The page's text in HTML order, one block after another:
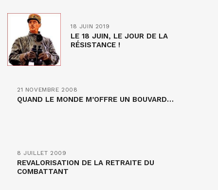
18 JUIN 2019
LE 18 JUIN, LE JOUR DE LA
RÉSISTANCE !
21 NOVEMBRE 2008
QUAND LE MONDE M’OFFRE UN BOUVARD…
8 JUILLET 2009
REVALORISATION DE LA RETRAITE DU
COMBATTANT